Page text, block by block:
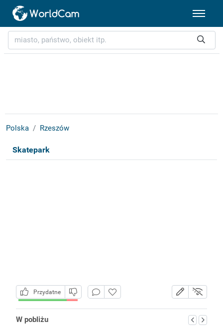
Polska Rzeszów
Skatepark
Przydatne
W pobliżu